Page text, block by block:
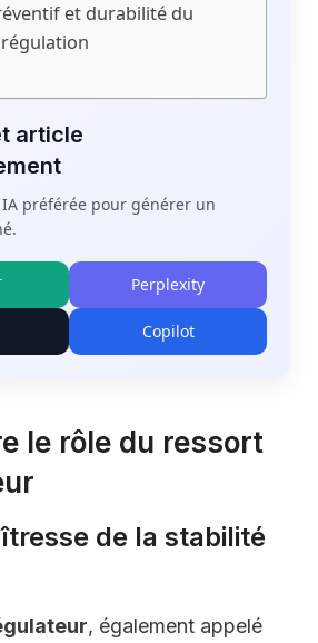
et durabilité du
article
préférée pour générer un
Perplexity
Copilot
le rôle du ressort
de la stabilité
, également appelé